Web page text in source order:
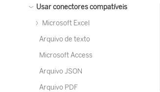
Usar conectores compatíveis
Microsoft Excel
Arquivo de texto
Microsoft Access
Arquivo JSON
Arquivo PDF